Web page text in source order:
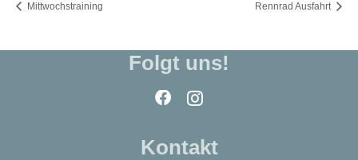
Mittwochstraining Rennrad Ausfahrt
Folgt uns!
Kontakt